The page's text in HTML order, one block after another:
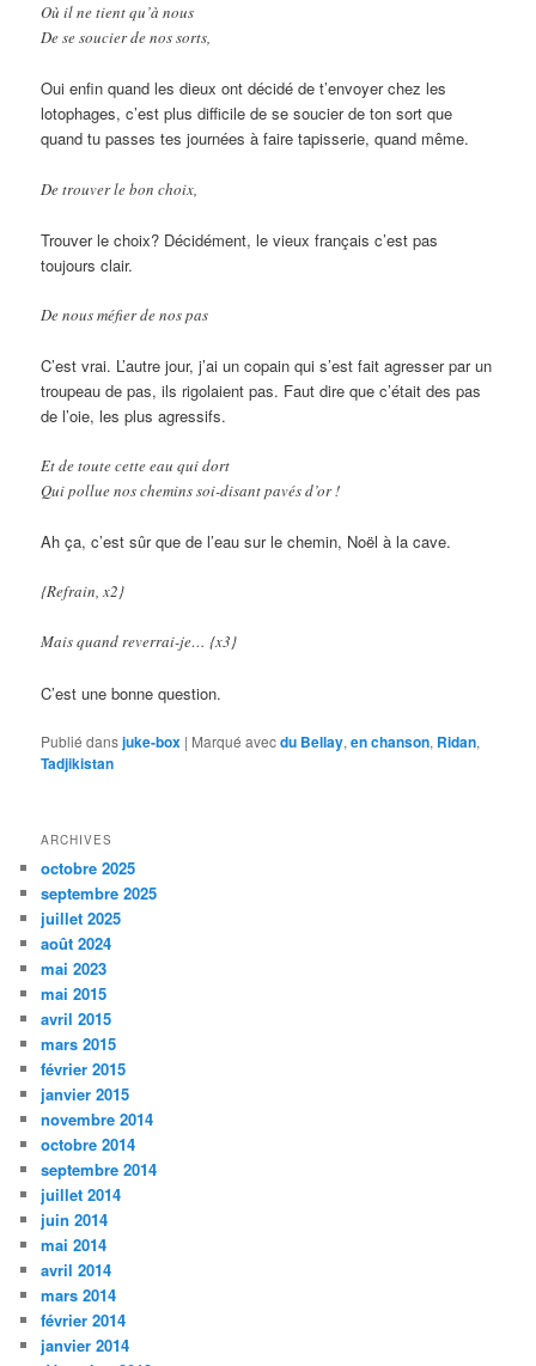
Où il ne tient qu’à nous
De se soucier de nos sorts,
Oui enfin quand les dieux ont décidé de t’envoyer chez les
lotophages, c’est plus difficile de se soucier de ton sort que
quand tu passes tes journées à faire tapisserie, quand même.
De trouver le bon choix,
Trouver le choix? Décidément, le vieux français c’est pas
toujours clair.
De nous méfier de nos pas
C’est vrai. L’autre jour, j’ai un copain qui s’est fait agresser par un
troupeau de pas, ils rigolaient pas. Faut dire que c’était des pas
de l’oie, les plus agressifs.
Et de toute cette eau qui dort
Qui pollue nos chemins soi-disant pavés d’or !
Ah ça, c’est sûr que de l’eau sur le chemin, Noël à la cave.
{Refrain, x2}
Mais quand reverrai-je… {x3}
C’est une bonne question.
Publié dansjuke-box | Marqué avecdu Bellay,en chanson, Ridan,
Tadjikistan
ARCHIVES
octobre 2025
septembre 2025
juillet 2025
août 2024
mai 2023
mai 2015
avril 2015
mars 2015
février 2015
janvier 2015
novembre 2014
octobre 2014
septembre 2014
juillet 2014
juin 2014
mai 2014
avril 2014
mars 2014
février 2014
janvier 2014